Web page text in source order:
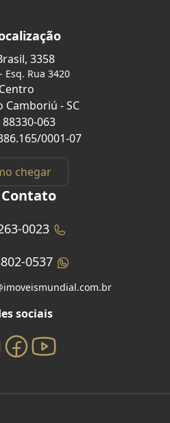
3358
Esq. Rua 3420
Centro
Camboriú - SC
88330-063
0001-07
chegar
Contato
0023
0537
sociais